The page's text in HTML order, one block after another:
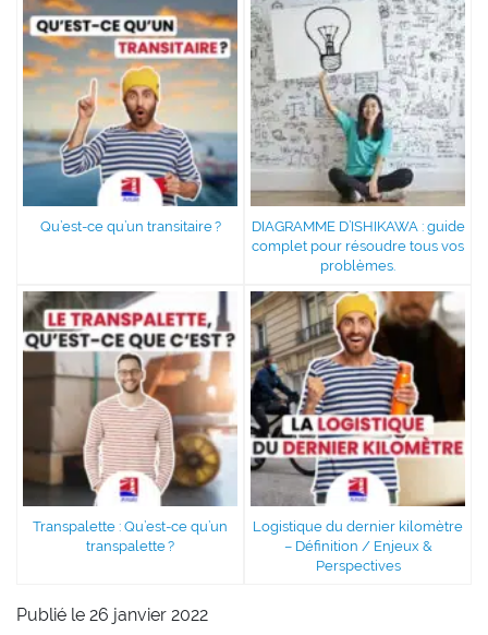
Qu’est-ce qu’un transitaire ?
DIAGRAMME D’ISHIKAWA : guide
complet pour résoudre tous vos
problèmes.
Transpalette : Qu’est-ce qu’un
transpalette ?
Logistique du dernier kilomètre
– Définition / Enjeux &
Perspectives
Publié le 26 janvier 2022